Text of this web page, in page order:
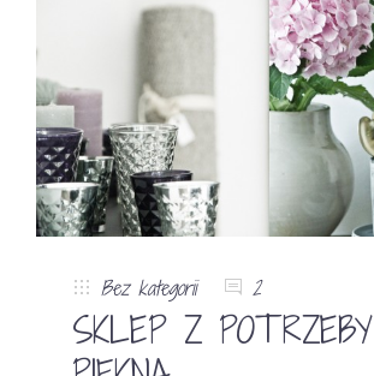
Bez kategorii 2
SKLEP Z POTRZEBY